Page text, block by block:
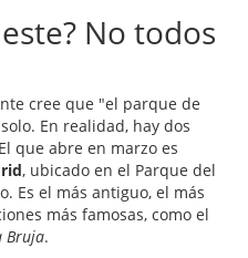
No todos
cree que "el parque de
En realidad, hay dos
que abre en marzo es
, ubicado en el Parque del
. Es el más antiguo, el más
más famosas, como el
Bruja.